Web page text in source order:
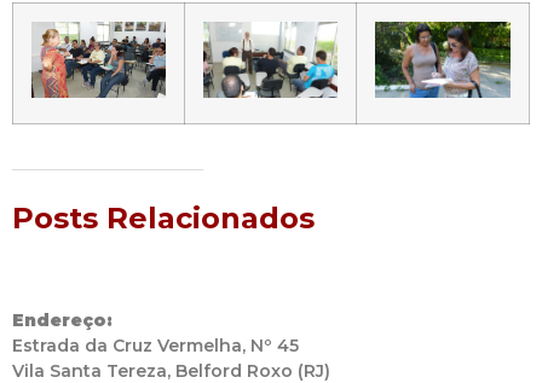
Posts Relacionados
Endereço:
Estrada da Cruz Vermelha, Nº 45
Vila Santa Tereza, Belford Roxo (RJ)